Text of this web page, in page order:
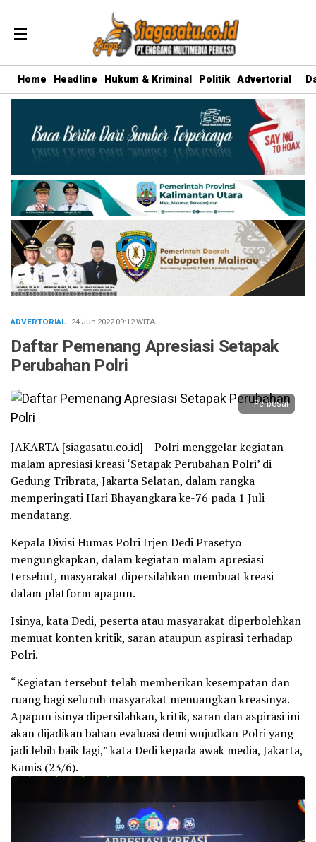
Home Headline Hukum & Kriminal Politik Advertorial
ADVERTORIAL· 24 Jun 202209:12WITA
Daftar Pemenang Apresiasi Setapak
Perubahan Polri
Perbesar
JAKARTA [siagasatu.co.id] – Polri menggelar kegiatan
malam apresiasi kreasi ‘Setapak Perubahan Polri’ di
Gedung Tribrata, Jakarta Selatan, dalam rangka
memperingati Hari Bhayangkara ke-76 pada 1 Juli
mendatang.
Kepala Divisi Humas Polri Irjen Dedi Prasetyo
mengungkapkan, dalam kegiatan malam apresiasi
tersebut, masyarakat dipersilahkan membuat kreasi
dalam platform apapun.
Isinya, kata Dedi, peserta atau masyarakat diperbolehkan
memuat konten kritik, saran ataupun aspirasi terhadap
Polri.
“Kegiatan tersebut telah memberikan kesempatan dan
ruang bagi seluruh masyarakat menuangkan kreasinya.
Apapun isinya dipersilahkan, kritik, saran dan aspirasi ini
akan dijadikan bahan evaluasi demi wujudkan Polri yang
jadi lebih baik lagi,” kata Dedi kepada awak media, Jakarta,
Kamis (23/6).